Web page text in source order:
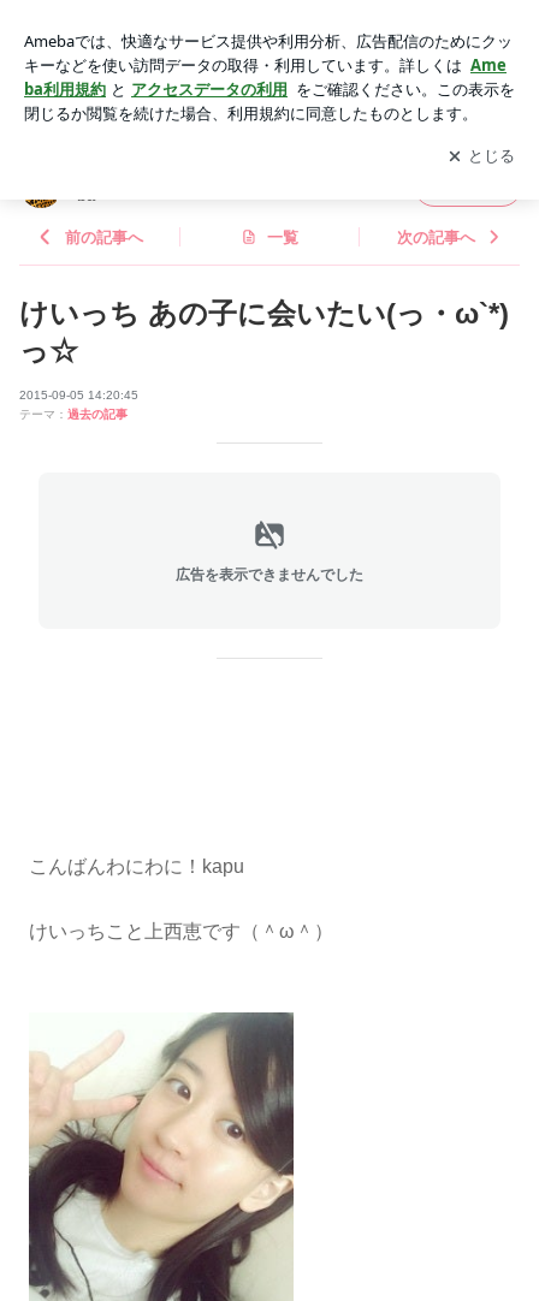
ルブログpowered by Ameba
アプリをダウンロードして ブログの更新通知
を受け取りまし
ょう。
開く
ba
前の記事へ 一覧 次の記事へ
けいっち あの子に会いたい(っ・ω`*)
っ☆
2015-09-05 14:20:45
テーマ： 過去の記事
広告を表示できませんでした
こんばんわにわに！kapu
けいっちこと上西恵です（＾ω＾）